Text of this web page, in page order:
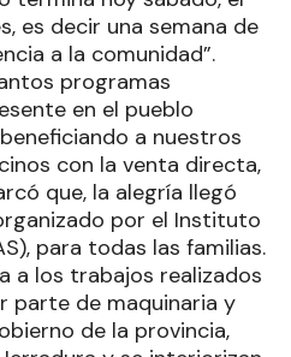
es decir una semana de
a la comunidad”.
programas
en el pueblo
a nuestros
con la venta directa,
que, la alegría llegó
por el Instituto
para todas las familias.
a los trabajos realizados
parte de maquinaria y
de la provincia,